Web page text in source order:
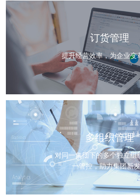
订货管理
提升经营效率，为企业变
多组织管理
对同一集团下的多个独立组
一管控，助力集团新